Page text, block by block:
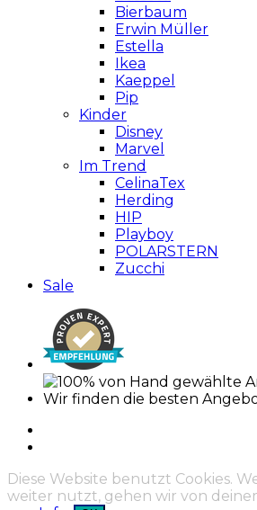
Bierbaum
Erwin Müller
Estella
Ikea
Kaeppel
Pip
Kinder
Disney
Marvel
Im Trend
CelinaTex
Herding
HIP
Playboy
POLARSTERN
Zucchi
Sale
Wir finden die besten
Diese Website benutzt Cookies.
weiter nutzt, gehen wir von